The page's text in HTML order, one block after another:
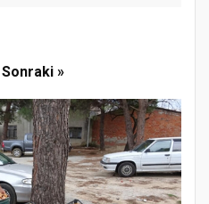
Sonraki »